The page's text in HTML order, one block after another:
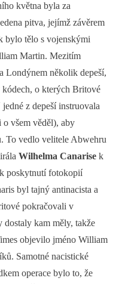
května byla za
pitva, jejímž závěrem
bylo tělo s vojenskými
Martin. Mezitím
Londýnem několik depeší,
o kterých Britové
z depeší instruovala
všem věděl), aby
. To vedlo velitele Abwehru
Wilhelma Canarise k
poskytnutí fotokopií
byl tajný antinacista a
pokračovali v
dostaly kam měly, takže
objevilo jméno William
Samotné nacistické
operace bylo to, že